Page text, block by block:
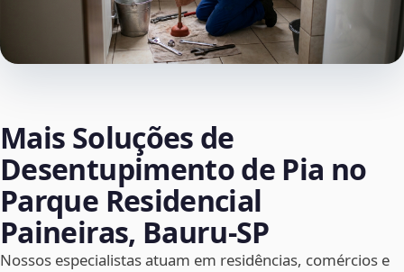
Mais Soluções de
Desentupimento de Pia no
Parque Residencial
Paineiras, Bauru‑SP
Nossos especialistas atuam em residências, comércios e